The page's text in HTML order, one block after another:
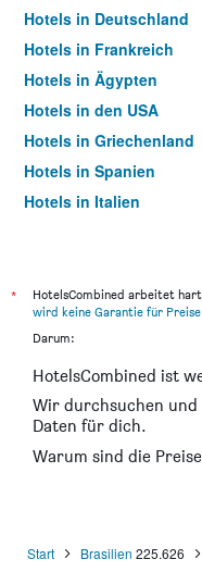
Hotels in Deutschland
Hotels in Frankreich
Hotels in Ägypten
Hotels in den USA
Hotels in Griechenland
Hotels in Spanien
Hotels in Italien
*
HotelsCombined arbeitet
wird keine Garantie für
Darum:
HotelsCombined ist
Wir durchsuchen und
Daten für dich.
Warum sind die
Start Brasilien 225.626